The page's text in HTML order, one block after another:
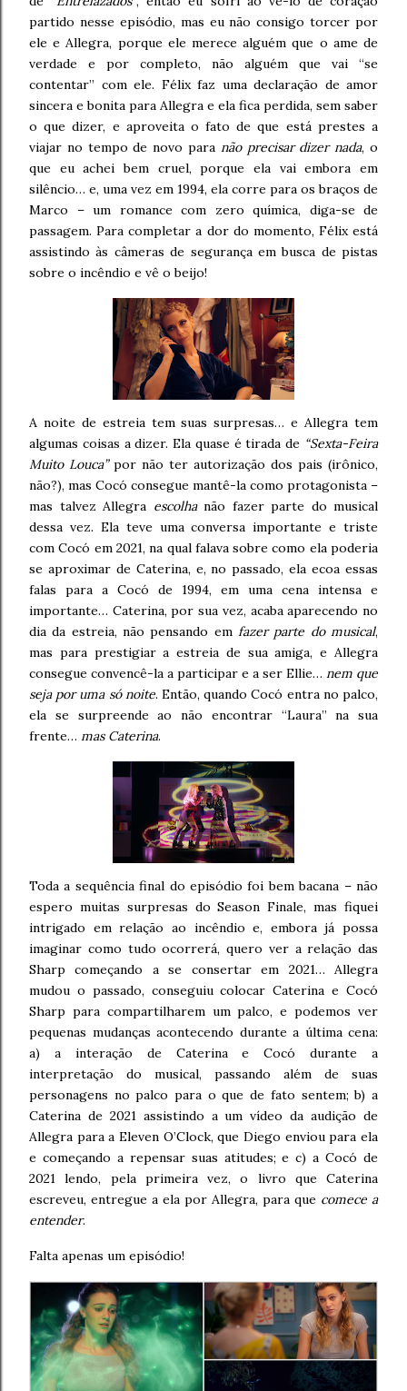
partido nesse episódio, mas eu não consigo torcer por
ele e Allegra, porque ele merece alguém que o ame de
verdade e por completo, não alguém que vai “se
contentar” com ele. Félix faz uma declaração de amor
sincera e bonita para Allegra e ela fica perdida, sem saber
o que dizer, e aproveita o fato de que está prestes a
viajar no tempo de novo para não precisar dizer nada, o
que eu achei bem cruel, porque ela vai embora em
silêncio… e, uma vez em 1994, ela corre para os braços de
Marco – um romance com zero química, diga-se de
passagem. Para completar a dor do momento, Félix está
assistindo às câmeras de segurança em busca de pistas
sobre o incêndio e vê o beijo!
A noite de estreia tem suas surpresas… e Allegra tem
algumas coisas a dizer. Ela quase é tirada de “Sexta-Feira
Muito Louca”por não ter autorização dos pais (irônico,
não?), mas Cocó consegue mantê-la como protagonista –
mas talvez Allegra escolhanão fazer parte do musical
dessa vez. Ela teve uma conversa importante e triste
com Cocó em 2021, na qual falava sobre como ela poderia
se aproximar de Caterina, e, no passado, ela ecoa essas
falas para a Cocó de 1994, em uma cena intensa e
importante… Caterina, por sua vez, acaba aparecendo no
dia da estreia, não pensando em fazer parte do musical,
mas para prestigiar a estreia de sua amiga, e Allegra
consegue convencê-la a participar e a ser Ellie… nem que
seja por uma só noite. Então, quando Cocó entra no palco,
ela se surpreende ao não encontrar “Laura” na sua
frente… mas Caterina.
Toda a sequência final do episódio foi bem bacana – não
espero muitas surpresas do Season Finale, mas fiquei
intrigado em relação ao incêndio e, embora já possa
imaginar como tudo ocorrerá, quero ver a relação das
Sharp começando a se consertar em 2021… Allegra
mudou o passado, conseguiu colocar Caterina e Cocó
Sharp para compartilharem um palco, e podemos ver
pequenas mudanças acontecendo durante a última cena:
a) a interação de Caterina e Cocó durante a
interpretação do musical, passando além de suas
personagens no palco para o que de fato sentem; b) a
Caterina de 2021 assistindo a um vídeo da audição de
Allegra para a Eleven O’Clock, que Diego enviou para ela
e começando a repensar suas atitudes; e c) a Cocó de
2021 lendo, pela primeira vez, o livro que Caterina
escreveu, entregue a ela por Allegra, para que comece a
entender.
Falta apenas um episódio!